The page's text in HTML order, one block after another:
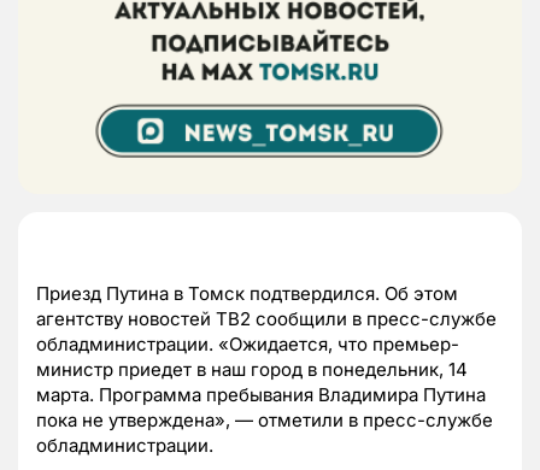
Приезд Путина в Томск подтвердился. Об этом
агентству новостей ТВ2 сообщили в пресс-службе
обладминистрации. «Ожидается, что премьер-
министр приедет в наш город в понедельник, 14
марта. Программа пребывания Владимира Путина
пока не утверждена», — отметили в пресс-службе
обладминистрации.